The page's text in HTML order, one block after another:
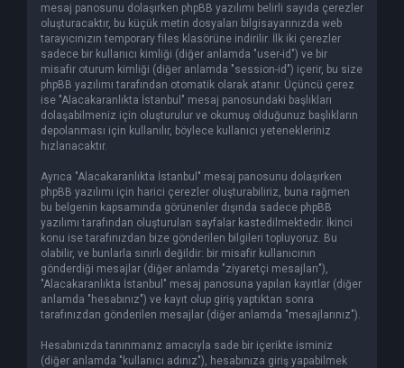
mesaj panosunu dolaşırken phpBB yazılımı belirli sayıda çerezler
oluşturacaktır, bu küçük metin dosyaları bilgisayarınızda web
tarayıcınızın temporary files klasörüne indirilir. İlk iki çerezler
sadece bir kullanıcı kimliği (diğer anlamda "user-id") ve bir
misafir oturum kimliği (diğer anlamda "session-id") içerir, bu size
phpBB yazılımı tarafından otomatik olarak atanır. Üçüncü çerez
ise "Alacakaranlıkta İstanbul" mesaj panosundaki başlıkları
dolaşabilmeniz için oluşturulur ve okumuş olduğunuz başlıkların
depolanması için kullanılır, böylece kullanıcı yetenekleriniz
hızlanacaktır.
Ayrıca "Alacakaranlıkta İstanbul" mesaj panosunu dolaşırken
phpBB yazılımı için harici çerezler oluşturabiliriz, buna rağmen
bu belgenin kapsamında görünenler dışında sadece phpBB
yazılımı tarafından oluşturulan sayfalar kastedilmektedir. İkinci
konu ise tarafınızdan bize gönderilen bilgileri topluyoruz. Bu
olabilir, ve bunlarla sınırlı değildir: bir misafir kullanıcının
gönderdiği mesajlar (diğer anlamda "ziyaretçi mesajları"),
"Alacakaranlıkta İstanbul" mesaj panosuna yapılan kayıtlar (diğer
anlamda "hesabınız") ve kayıt olup giriş yaptıktan sonra
tarafınızdan gönderilen mesajlar (diğer anlamda "mesajlarınız").
Hesabınızda tanınmanız amacıyla sade bir içerikte isminiz
(diğer anlamda "kullanıcı adınız"), hesabınıza giriş yapabilmek